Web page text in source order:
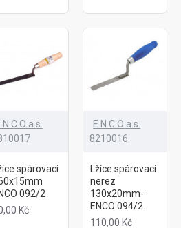
N C O a.s.
spárovací
092/2
Kč
E N C O a.s.
8210016
Lžíce spárovací
nerez
130x20mm-
ENCO 094/2
110,00 Kč